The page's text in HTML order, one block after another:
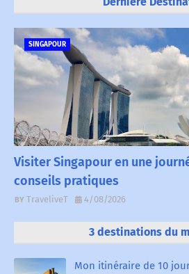
SINGAPOUR
Visiter Singapour en une
conseils pratiques
TraveliveT 4/08/2026
3 destinations du
Mon itinéraire de 10